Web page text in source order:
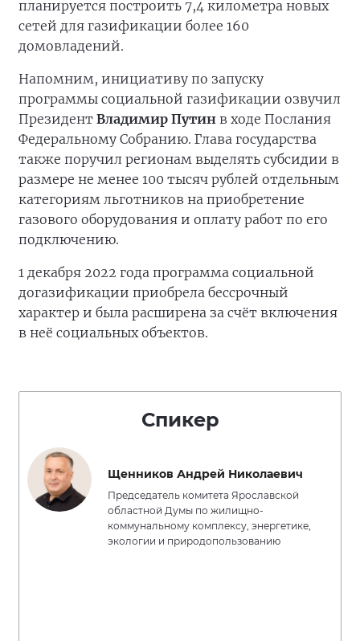
планируется построить 7,4 километра новых
сетей для газификации более 160
домовладений.
Напомним, инициативу по запуску
программы социальной газификации озвучил
Президент Владимир Путин в ходе Послания
Федеральному Собранию. Глава государства
также поручил регионам выделять субсидии в
размере не менее 100 тысяч рублей отдельным
категориям льготников на приобретение
газового оборудования и оплату работ по его
подключению.
1 декабря 2022 года программа социальной
догазификации приобрела бессрочный
характер и была расширена за счёт включения
в неё социальных объектов.
Спикер
Щенников Андрей Николаевич
Председатель комитета Ярославской
областной Думы по жилищно-
коммунальному комплексу, энергетике,
экологии и природопользованию